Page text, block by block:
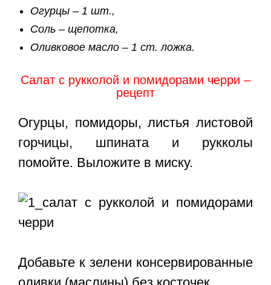
Огурцы – 1 шт.,
Соль – щепотка,
Оливковое масло – 1 ст. ложка.
Салат с рукколой и помидорами черри –
рецепт
Огурцы, помидоры, листья листовой
горчицы, шпината и рукколы
помойте. Выложите в миску.
Добавьте к зелени консервированные